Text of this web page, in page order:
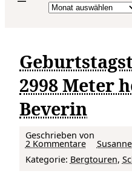
Archiv
2998 Meter
Beverin
Geschrieben von
Susanne
2 Kommentarezu Geburtstagstour auf den 2998 Meter hohen Piz Beverin
Kategorie: Bergtouren,